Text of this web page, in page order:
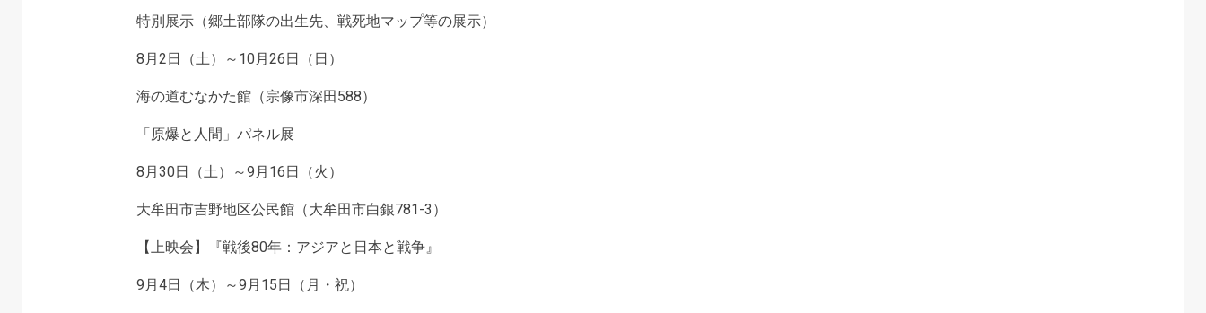
特別展示（郷土部隊の出生先、戦死地マップ等の展示）
8月2日（土）～10月26日（日）
海の道むなかた館（宗像市深田588）
「原爆と人間」パネル展
8月30日（土）～9月16日（火）
大牟田市吉野地区公民館（大牟田市白銀781-3）
【上映会】『戦後80年：アジアと日本と戦争』
9月4日（木）～9月15日（月・祝）